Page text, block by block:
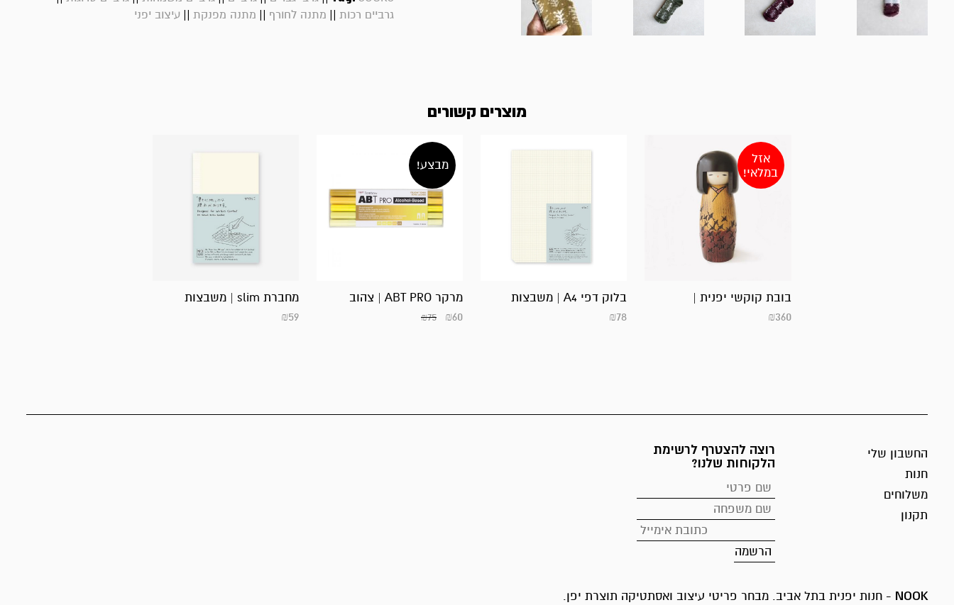
גרביים רכות || מתנה לחורף || מתנה מפנקת ||עיצוב יפני
מוצרים קשורים
אזל
במלאי!
בובת קוקשי יפנית |
₪360
בלוק דפי A4 | משבצות
₪78
מבצע!
מרקר ABT PRO | צהוב
₪75 ₪60
מחברת slim | משבצות
₪59
החשבון שלי
חנות
משלוחים
תקנון
רוצה להצטרף לרשימת
הלקוחות שלנו?
NOOK - חנות יפנית בתל אביב. מבחר פריטי עיצוב ואסתטיקה תוצרת יפן.